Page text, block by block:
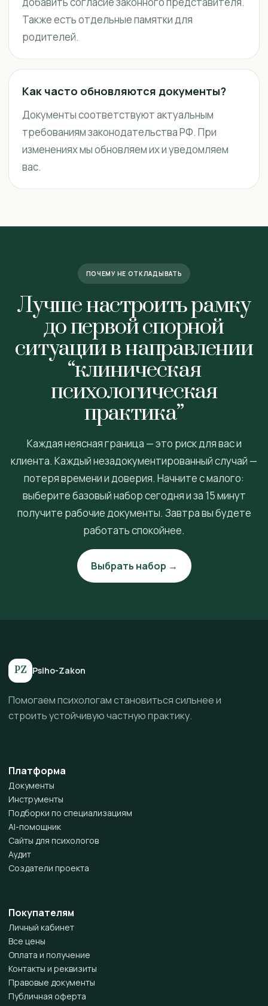
Также есть отдельные памятки для
родителей.
Как часто обновляются документы?
Документы соответствуют актуальным
требованиям законодательства РФ. При
изменениях мы обновляем их и уведомляем
вас.
ПОЧЕМУ НЕ ОТКЛАДЫВАТЬ
Лучше настроить рамку
до первой спорной
ситуации в направлении
“клиническая
психологическая
практика”
Каждая неясная граница — это риск для вас и
клиента. Каждый незадокументированный случай —
потеря времени и доверия. Начните с малого:
выберите базовый набор сегодня и за 15 минут
получите рабочие документы. Завтра вы будете
работать спокойнее.
Выбрать набор →
PZ Psiho-Zakon
Помогаем психологам становиться сильнее и
строить устойчивую частную практику.
Платформа
Документы
Инструменты
Подборки по специализациям
AI-помощник
Сайты для психологов
Аудит
Создатели проекта
Покупателям
Личный кабинет
Все цены
Оплата и получение
Контакты и реквизиты
Правовые документы
Публичная оферта